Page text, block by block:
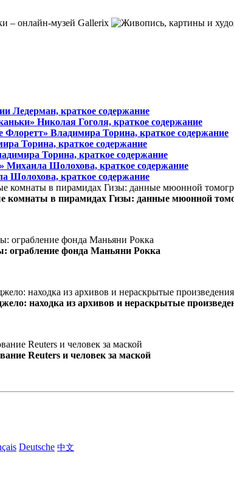
Ледерман, краткое содержание
Николая Гоголя, краткое содержание
Владимира Торина, краткое содержание
Торина, краткое содержание
Торина, краткое содержание
Михаила Шолохова, краткое содержание
Шолохова, краткое содержание
комнаты в пирамидах Гизы: данные мюонной
ограбление фонда Маньяни Рокка
находка из архивов и нераскрытые
Reuters и человек за маской
Deutsche 中文